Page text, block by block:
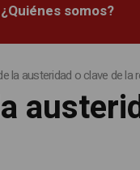
¿Quiénes somos?
la austeridad o clave de la